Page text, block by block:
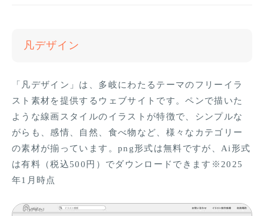
凡デザイン
「凡デザイン」は、多岐にわたるテーマのフリーイラ
スト素材を提供するウェブサイトです。ペンで描いた
ような線画スタイルのイラストが特徴で、シンプルな
がらも、感情、自然、食べ物など、様々なカテゴリー
の素材が揃っています。png形式は無料ですが、Ai形式
は有料（税込500円）でダウンロードできます※2025
年1月時点